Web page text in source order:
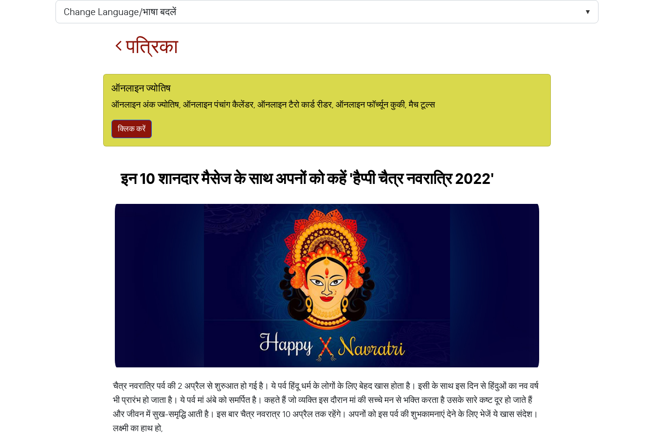
पत्रिका
ऑनलाइन ज्योतिष
ऑनलाइन अंक ज्योतिष, ऑनलाइन पंचांग कैलेंडर, ऑनलाइन टैरो कार्ड रीडर, ऑनलाइन फॉर्च्यून कुकी, मैच टूल्स
क्लिक करें
इन 10 शानदार मैसेज के साथ अपनों को कहें 'हैप्पी चैत्र नवरात्रि 2022'
चैत्र नवरात्रि पर्व की 2 अप्रैल से शुरुआत हो गई है। ये पर्व हिंदू धर्म के लोगों के लिए बेहद खास होता है। इसी के साथ इस दिन से हिंदुओं का नव वर्ष
भी प्रारंभ हो जाता है। ये पर्व मां अंबे को समर्पित है। कहते हैं जो व्यक्ति इस दौरान मां की सच्चे मन से भक्ति करता है उसके सारे कष्ट दूर हो जाते हैं
और जीवन में सुख-समृद्धि आती है। इस बार चैत्र नवरात्र 10 अप्रैल तक रहेंगे। अपनों को इस पर्व की शुभकामनाएं देने के लिए भेजें ये खास संदेश।
लक्ष्मी का हाथ हो,